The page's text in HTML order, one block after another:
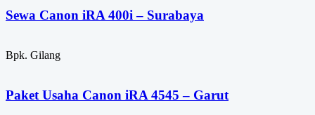
Sewa Canon iRA 400i – Surabaya
Bpk. Gilang
Paket Usaha Canon iRA 4545 – Garut